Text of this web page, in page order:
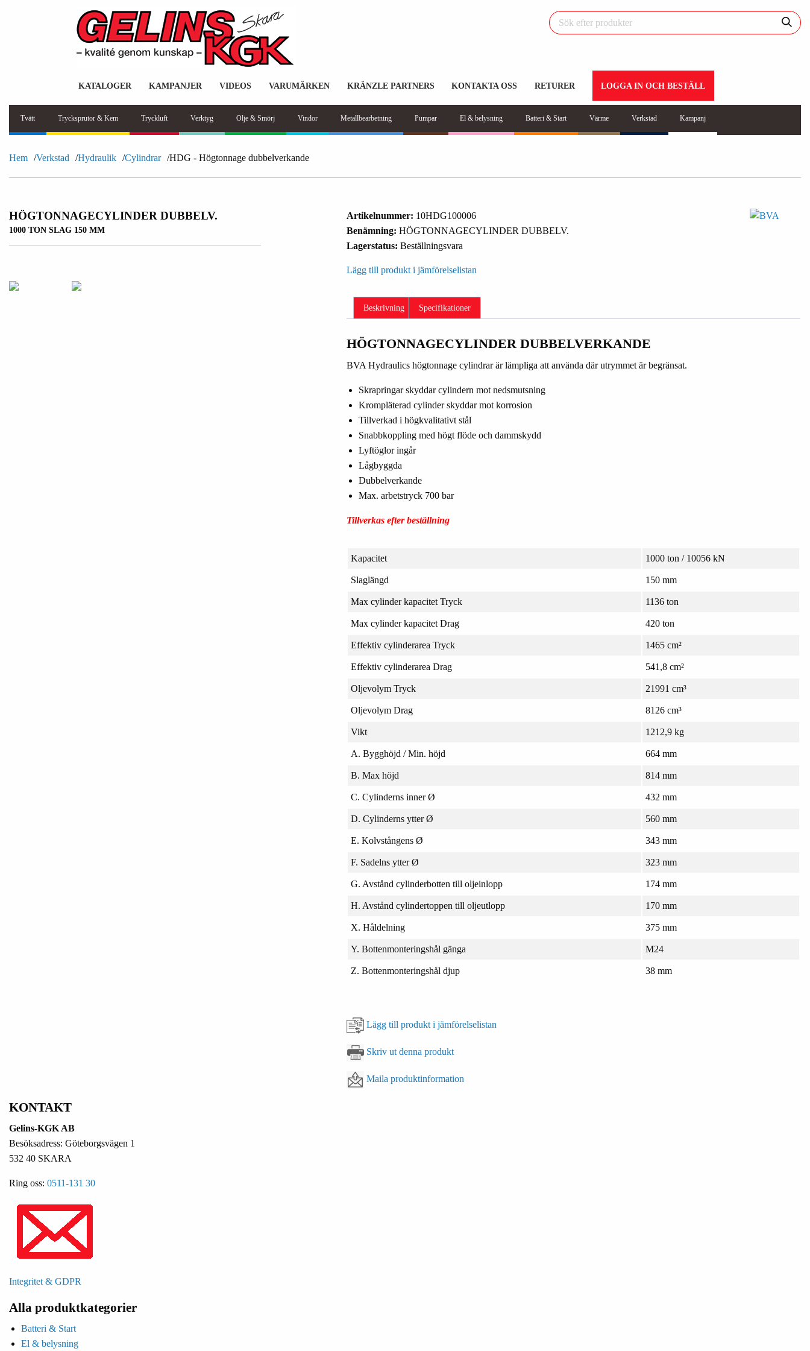
KATALOGER KAMPANJER VIDEOS VARUMÄRKEN KRÄNZLE PARTNERS KONTAKTA OSS RETURER LOGGA IN OCH BESTÄLL
Tvätt Trycksprutor & Kem Tryckluft Verktyg Olje & Smörj Vindor Metallbearbetning Pumpar El & belysning Batteri & Start Värme Verkstad Kampanj
Hem Verkstad Hydraulik Cylindrar HDG - Högtonnage dubbelverkande
HÖGTONNAGECYLINDER DUBBELV.
1000 TON SLAG 150 MM
Artikelnummer: 10HDG100006
Benämning: HÖGTONNAGECYLINDER DUBBELV.
Lagerstatus: Beställningsvara
Lägg till produkt i jämförelselistan
Beskrivning Specifikationer
HÖGTONNAGECYLINDER DUBBELVERKANDE
BVA Hydraulics högtonnage cylindrar är lämpliga att använda där utrymmet är begränsat.
Skrapringar skyddar cylindern mot nedsmutsning
Krompläterad cylinder skyddar mot korrosion
Tillverkad i högkvalitativt stål
Snabbkoppling med högt flöde och dammskydd
Lyftöglor ingår
Lågbyggda
Dubbelverkande
Max. arbetstryck 700 bar
Tillverkas efter beställning
Kapacitet 1000 ton / 10056 kN
Slaglängd 150 mm
Max cylinder kapacitet Tryck 1136 ton
Max cylinder kapacitet Drag 420 ton
Effektiv cylinderarea Tryck 1465 cm²
Effektiv cylinderarea Drag 541,8 cm²
Oljevolym Tryck 21991 cm³
Oljevolym Drag 8126 cm³
Vikt 1212,9 kg
A. Bygghöjd / Min. höjd 664 mm
B. Max höjd 814 mm
C. Cylinderns inner Ø 432 mm
D. Cylinderns ytter Ø 560 mm
E. Kolvstångens Ø 343 mm
F. Sadelns ytter Ø 323 mm
G. Avstånd cylinderbotten till oljeinlopp 174 mm
H. Avstånd cylindertoppen till oljeutlopp 170 mm
X. Håldelning 375 mm
Y. Bottenmonteringshål gänga M24
Z. Bottenmonteringshål djup 38 mm
Lägg till produkt i jämförelselistan
Skriv ut denna produkt
Maila produktinformation
KONTAKT
Gelins-KGK AB
Besöksadress: Göteborgsvägen 1
532 40 SKARA
Ring oss: 0511-131 30
Integritet & GDPR
Alla produktkategorier
Batteri & Start
El & belysning